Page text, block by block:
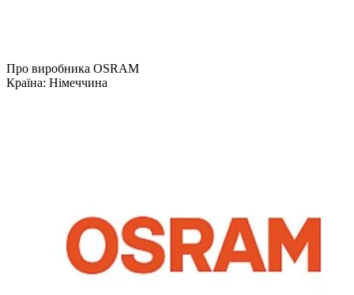
Про виробника OSRAM
Країна: Німеччина